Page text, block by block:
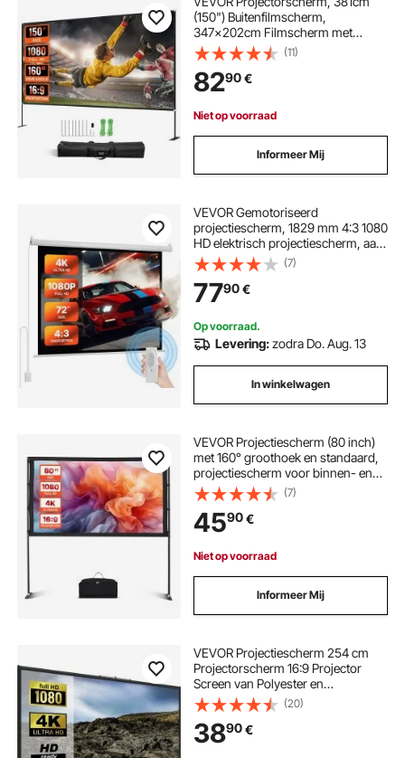
(150") Buitenfilmscherm,
347x202cm Filmscherm met
Opbergtas & Standaard, 16:9HD
Eenvoudige Montage
Projectiescherm, 160° Kijkhoek
Projectorscherm voor Gebruik
Buitenshuis
(11)
8290€
Niet op voorraad
Informeer Mij
VEVOR Gemotoriseerd
projectiescherm, 1829 mm 4:3 1080
HD elektrisch projectiescherm, aan
de muur bevestigde projector met
afstandsbediening, automatisch
filmscherm voor thuisbioscoop
(7)
7790€
Op voorraad.
Levering:zodra Do. Aug. 13
In winkelwagen
VEVOR Projectiescherm (80 inch)
met 160° groothoek en standaard,
projectiescherm voor binnen- en
buitenprojectoren 16:9 4K HD,
draagbaar filmscherm met draagtas
voor thuisbioscoop en
kantoorpresentaties
(7)
4590€
Niet op voorraad
Informeer Mij
VEVOR Projectiescherm 254 cm
Projectorscherm 16:9 Projector
Screen van Polyester en
Aluminiumlegering met Verstelbaar
Aluminium Statief en 160 Graden
Kijkhoek voor Thuisbioscoop,
Vergaderruimte, enz
(20)
3890€